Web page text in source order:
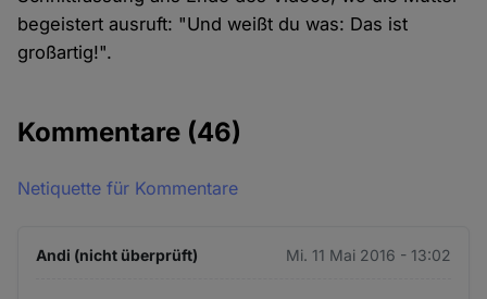
begeistert ausruft: "Und weißt du was: Das ist
großartig!".
Kommentare (46)
Netiquette für Kommentare
Andi (nicht überprüft) Mi. 11 Mai 2016 - 13:02